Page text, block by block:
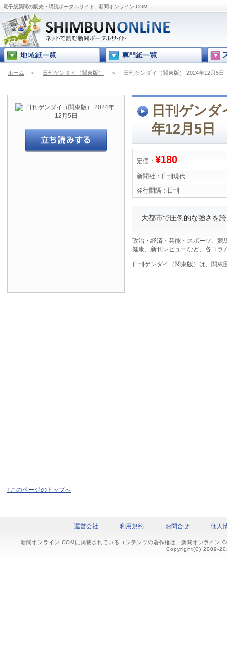
電子版新聞の販売・購読ポータルサイト - 新聞オンライン.COM
ホーム ＞ 日刊ゲンダイ（関東版） ＞ 日刊ゲンダイ（関東版） 2024年12月5日
日刊ゲン
年12月5日
定価： ¥180
新聞社： 日刊現代
発行間隔： 日刊
大都市で圧倒的な強さを
政治・経済・芸能・スポーツ、競
健康、新刊レビューなど、各コラ
日刊ゲンダイ（関東版）は、関
↑このページのトップへ
運営会社 利用規約 お問合せ 個人
新聞オンライン.COMに掲載されているコンテンツの著作権は、新聞オンライン
Copyright(C) 2009-